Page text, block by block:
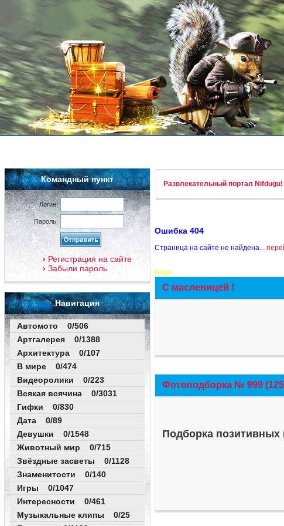
Командный пункт
Логин:
Пароль:
Регистрация на сайте
Забыли пароль
Навигация
Автомото 0/506
Артгалерея 0/1388
Архитектура 0/107
В мире 0/474
Видеоролики 0/223
Всякая всячина 0/3031
Гифки 0/830
Дата 0/89
Девушки 0/1548
Животный мир 0/715
Звёздные засветы 0/1128
Знаменитости 0/140
Игры 0/1047
Интересности 0/461
Музыкальные клипы 0/25
Развлекательный портал
Ошибка 404
Страница на сайте не найдена...
New!
С масленицей !
Фотоподборка № 999
Подборка позитивных